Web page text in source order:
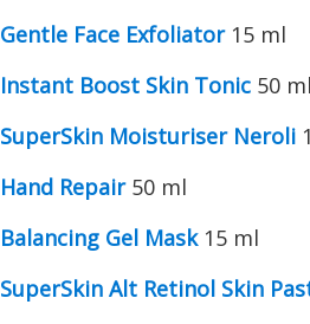
Gentle Face Exfoliator15 ml
Instant Boost Skin Tonic 50 ml
SuperSkin Moisturiser Neroli
Hand Repair50 ml
Balancing Gel Mask15 ml
SuperSkin Alt Retinol Skin